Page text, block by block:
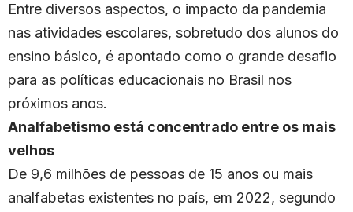
Entre diversos aspectos, o impacto da pandemia
nas atividades escolares, sobretudo dos alunos do
ensino básico, é apontado como o grande desafio
para as políticas educacionais no Brasil nos
próximos anos.
Analfabetismo está concentrado entre os mais
velhos
De 9,6 milhões de pessoas de 15 anos ou mais
analfabetas existentes no país, em 2022, segundo